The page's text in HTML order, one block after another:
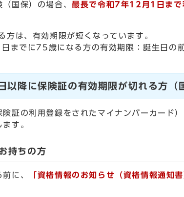
（国保）の場合、最長で令和7年12月1日まで
は、有効期限が短くなっています。
までに75歳になる方の有効期限：誕生日の
降に保険証の有効期限が切れる方（
証の利用登録をされたマイナンバーカード
す。
持ちの方
に、 「資格情報のお知らせ（資格情報通知